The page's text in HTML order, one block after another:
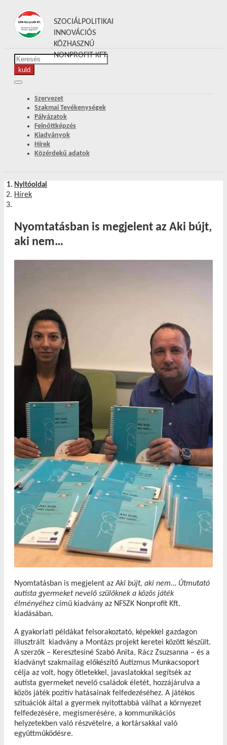
SZOCIÁLPOLITIKAI
INNOVÁCIÓS
KÖZHASZNÚ
NONPROFIT KFT.
Szervezet
Szakmai Tevékenységek
Pályázatok
Felnőttképzés
Kiadványok
Hírek
Közérdekű adatok
Nyitóoldal
Hírek
Nyomtatásban is megjelent az Aki bújt,
aki nem…
Nyomtatásban is megjelent azAki bújt, aki nem… Útmutató
autista gyermeket nevelő szülőknek a közös játék
élményéhezcímű kiadvány az NFSZK Nonprofit Kft.
kiadásában.
A gyakorlati példákat felsorakoztató, képekkel gazdagon
illusztrált kiadvány a Montázs projekt keretei között készült.
A szerzők – Keresztesiné Szabó Anita, Rácz Zsuzsanna – és a
kiadványt szakmailag előkészítő Autizmus Munkacsoport
célja az volt, hogy ötletekkel, javaslatokkal segítsék az
autista gyermeket nevelő családok életét, hozzájárulva a
közös játék pozitív hatásainak felfedezéséhez. A játékos
szituációk által a gyermek nyitottabbá válhat a környezet
felfedezésére, megismerésére, a kommunikációs
helyzetekben való részvételre, a kortársakkal való
együttműködésre.